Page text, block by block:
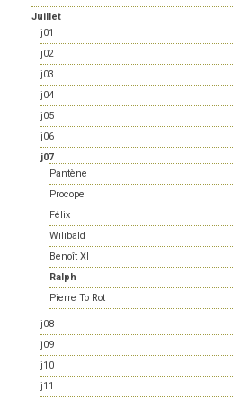
Juillet
j01
j02
j03
j04
j05
j06
j07
Pantène
Procope
Félix
Wilibald
Benoît XI
Ralph
Pierre To Rot
j08
j09
j10
j11